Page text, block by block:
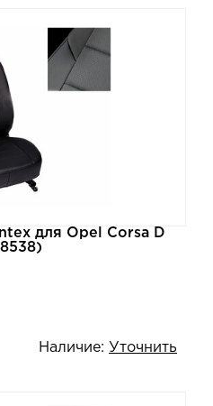
для Opel Corsa D
Наличие: Уточнить